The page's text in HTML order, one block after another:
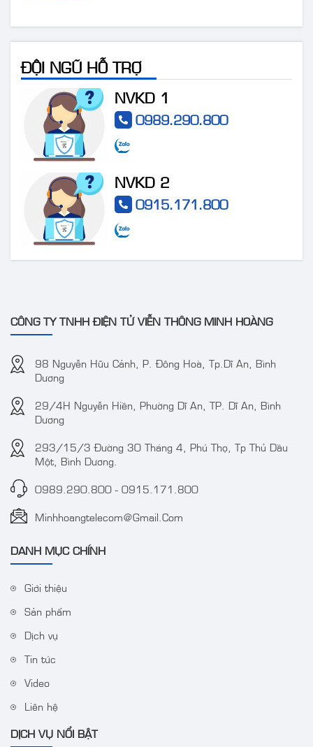
ĐỘI NGŨ HỖ TRỢ
NVKD 1
0989.290.800
NVKD 2
0915.171.800
CÔNG TY TNHH ĐIỆN TỬ VIỄN THÔNG MINH HOÀNG
98 Nguyễn Hữu Cảnh, P. Đông Hoà, Tp.Dĩ An, Bình
Dương
29/4H Nguyễn Hiền, Phường Dĩ An, TP. Dĩ An, Bình
Dương
293/15/3 Đường 30 Tháng 4, Phú Thọ, Tp Thủ Dầu
Một, Bình Dương.
0989.290.800 - 0915.171.800
Minhhoangtelecom@gmail.com
DANH MỤC CHÍNH
Giới thiệu
Sản phẩm
Dịch vụ
Tin tức
Video
Liên hệ
DỊCH VỤ NỔI BẬT